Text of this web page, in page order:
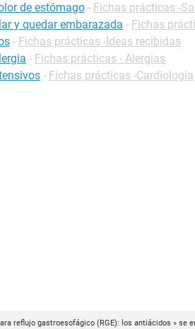
de estómago - Fichas prácticas -
y quedar embarazada - Fichas
- Fichas prácticas -Ideas recibidas
- Fichas prácticas - Alergias
- Fichas prácticas -Cardiología
reflujo gastroesofágico (RGE): los antiácidos » se